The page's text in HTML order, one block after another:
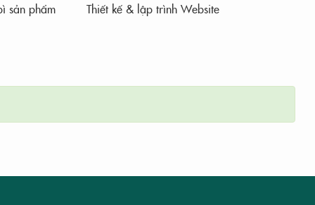
sản phẩm Thiết kế & lập trình Website